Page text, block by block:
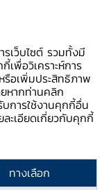
สตางค์ Story
EN
เว็บไซต์ รวมทั้งมี
พื่อวิเคราะห์การ
รือเพิ่มประสิทธิภาพ
ยหากท่านคลิก
การใช้งานคุกกี้อื่น
ะเอียดเกี่ยวกับคุกกี้
ทางเลือก